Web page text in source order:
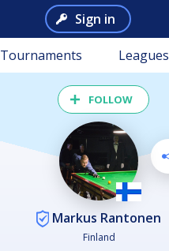
Sign in
Tournaments Leagues
FOLLOW
Markus Rantonen
Finland